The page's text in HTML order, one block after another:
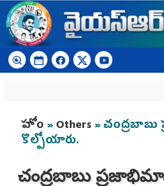
Skip to main content
You are here
హోం »Others»
కొల్పోయారు.
చంద్రబాబు